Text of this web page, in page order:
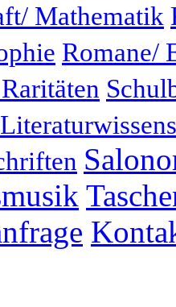
Mathematik
Romane/